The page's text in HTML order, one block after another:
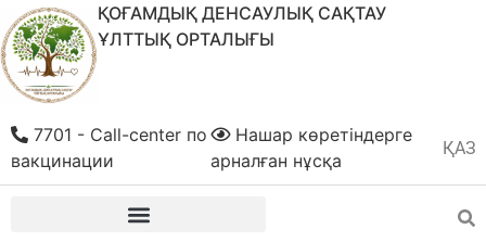
ҚОҒАМДЫҚ ДЕНСАУЛЫҚ САҚТАУ
ҰЛТТЫҚ ОРТАЛЫҒЫ
ҚАЗ
РУС
Нашар көретіндерге
арналған нұсқа
7701 - Call-center по
вакцинации